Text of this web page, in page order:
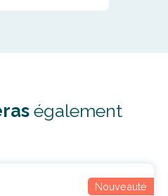
également
Nouveauté